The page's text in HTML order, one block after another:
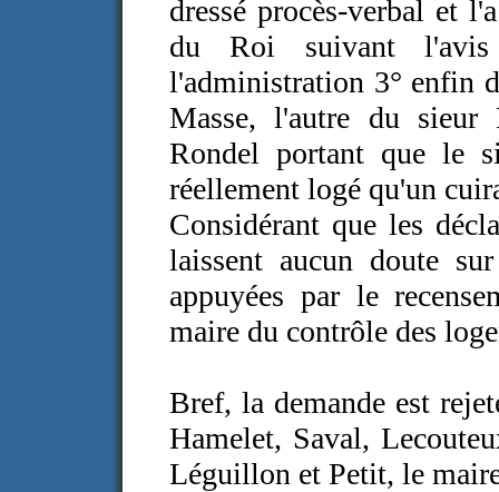
dressé procès-verbal et
du Roi suivant
l'administration 3° enfin
Masse, l'autre du
Rondel portant que le
réellement logé qu'un
Considérant que les
laissent aucun doute
appuyées par le
maire du contrôle des
Bref, la demande est
Hamelet, Saval,
Léguillon et Petit, le